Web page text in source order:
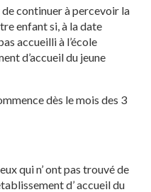
continuer à percevoir la
enfant si, à la date
accueilli à l’école
d’accueil du jeune
dès le mois des 3
qui n’ ont pas trouvé de
d’ accueil du